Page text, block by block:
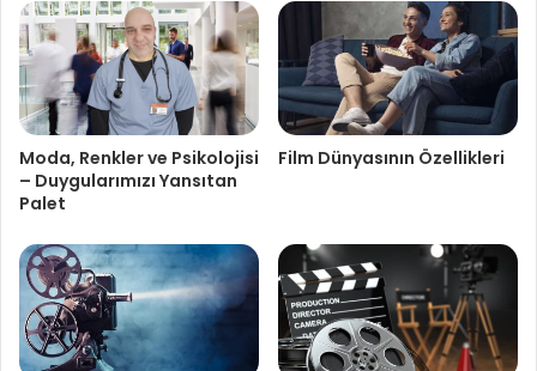
Moda, Renkler ve Psikolojisi
– Duygularımızı Yansıtan
Palet
Film Dünyasının Özellikleri